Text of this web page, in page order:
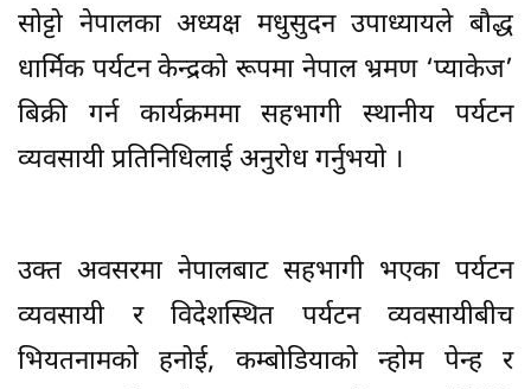
सोट्टो नेपालका अध्यक्ष मधुसुदन उपाध्यायले बौद्ध
धार्मिक पर्यटन केन्द्रको रूपमा नेपाल भ्रमण ‘प्याकेज’
बिक्री गर्न कार्यक्रममा सहभागी स्थानीय पर्यटन
व्यवसायी प्रतिनिधिलाई अनुरोध गर्नुभयो ।
उक्त अवसरमा नेपालबाट सहभागी भएका पर्यटन
व्यवसायी र विदेशस्थित पर्यटन व्यवसायीबीच
भियतनामको हनोई, कम्बोडियाको न्होम पेन्ह र